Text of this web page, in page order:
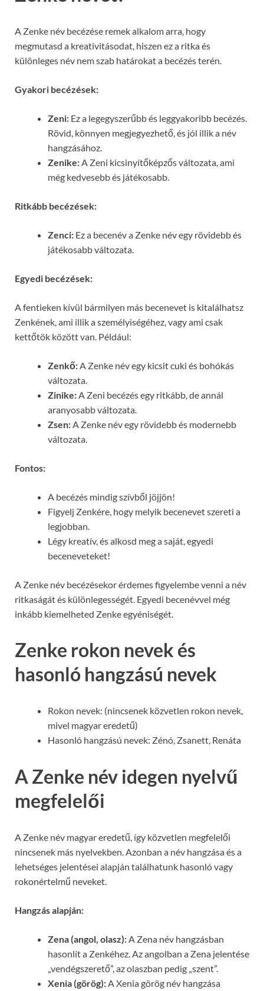
A Zenke név becézése remek alkalom arra, hogy
megmutasd a kreativitásodat, hiszen ez a ritka és
különleges név nem szab határokat a becézés terén.
Gyakori becézések:
Zeni: Ez a legegyszerűbb és leggyakoribb becézés.
Rövid, könnyen megjegyezhető, és jól illik a név
hangzásához.
Zenike: A Zeni kicsinyítőképzős változata, ami
még kedvesebb és játékosabb.
Ritkább becézések:
Zenci: Ez a becenév a Zenke név egy rövidebb és
játékosabb változata.
Egyedi becézések:
A fentieken kívül bármilyen más becenevet is kitalálhatsz
Zenkének, ami illik a személyiségéhez, vagy ami csak
kettőtök között van. Például:
Zenkő: A Zenke név egy kicsit cuki és bohókás
változata.
Zinike: A Zeni becézés egy ritkább, de annál
aranyosabb változata.
Zsen: A Zenke név egy rövidebb és modernebb
változata.
Fontos:
A becézés mindig szívből jöjjön!
Figyelj Zenkére, hogy melyik becenevet szereti a
legjobban.
Légy kreatív, és alkosd meg a saját, egyedi
beceneveteket!
A Zenke név becézésekor érdemes figyelembe venni a név
ritkaságát és különlegességét. Egyedi becenévvel még
inkább kiemelheted Zenke egyéniségét.
Zenke rokon nevek és
hasonló hangzású nevek
Rokon nevek: (nincsenek közvetlen rokon nevek,
mivel magyar eredetű)
Hasonló hangzású nevek: Zénó, Zsanett, Renáta
A Zenke név idegen nyelvű
megfelelői
A Zenke név magyar eredetű, így közvetlen megfelelői
nincsenek más nyelvekben. Azonban a név hangzása és a
lehetséges jelentései alapján találhatunk hasonló vagy
rokonértelmű neveket.
Hangzás alapján:
Zena (angol, olasz): A Zena név hangzásban
hasonlít a Zenkéhez. Az angolban a Zena jelentése
„vendégszerető”, az olaszban pedig „szent”.
Xenia (görög): A Xenia görög név hangzása